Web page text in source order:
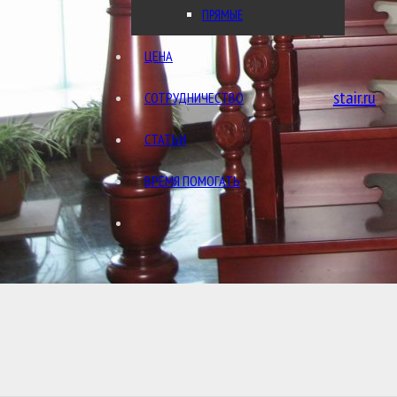
stair.ru
ПРЯМЫЕ
ЦЕНА
СОТРУДНИЧЕСТВО
СТАТЬИ
ВРЕМЯ ПОМОГАТЬ
Обратный звонок